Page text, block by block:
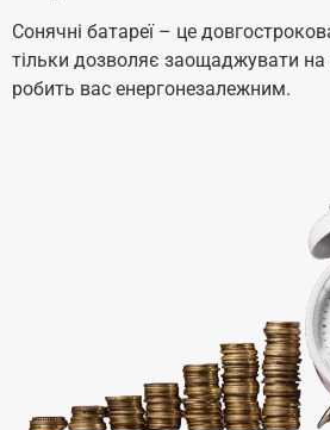
Сонячні батареї – це
тільки дозволяє заощаджувати на
робить вас енергонезалежним.